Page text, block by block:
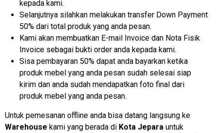
kepada kami.
Selanjutnya silahkan melakukan transfer Down Payment
50% dari total produk yang anda pesan.
Kami akan membuatkan E-mail Invoice dan Nota Fisik
Invoice sebagai bukti order anda kepada kami.
Sisa pembayaran 50% dapat anda bayarkan ketika
produk mebel yang anda pesan sudah selesai siap
kirim dan anda sudah mendapatkan foto final dari
produk mebel yang anda pesan.
Untuk pemesanan offline anda bisa datang langsung ke
Warehouse kami yang berada di Kota Jepara untuk